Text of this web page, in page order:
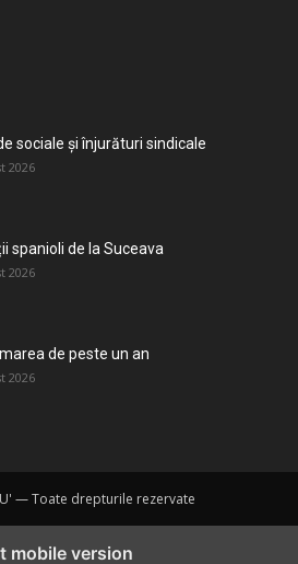
sociale și înjurături sindicale
2026
spanioli de la Suceava
2026
de peste un an
2026
— Toate drepturile rezervate
mobile version